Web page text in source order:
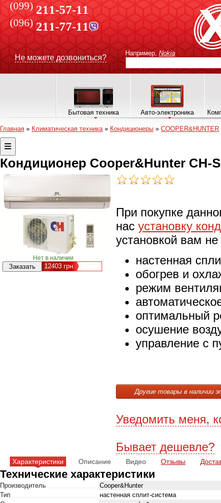
(099) 211-57-11
(096)211-77-11
Не можете дозвониться?
Например, Nokia
Бытовая техника Авто-электроника
Главная » Климатическая техника» Кондиционеры » COOPER&HUNTER
Кондиционер Cooper&Hunter CH-
Нет в наличии
12403грн
При покупке
нас установку
установкой вам
настенная
обогрев и
режим
оптимальный
осушение
управление с
Другие товары в наличии
Уведомить меня,
Бывает дешевле?
Характеристики Описание Видео Отзывы
Технические характеристики
Производитель
Cooper&Hunter
Тип
настенная сплит-система